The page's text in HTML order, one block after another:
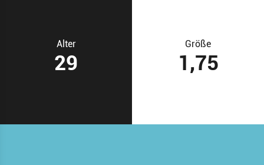
Alter
29
Größe
1,75